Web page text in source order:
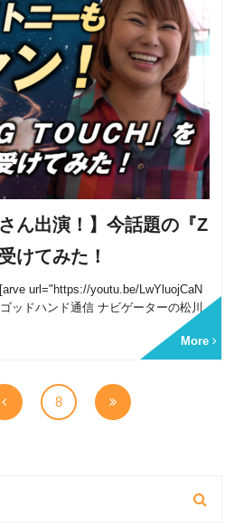
ん出演！】今話題の『Z
けてみた！
url="https://youtu.be/LwYluojCaN
ッドハンド通信 ナビゲーターの松川
More
8